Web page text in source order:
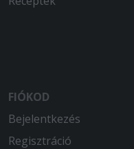
FIÓKOD
Bejelentkezés
Regisztráció